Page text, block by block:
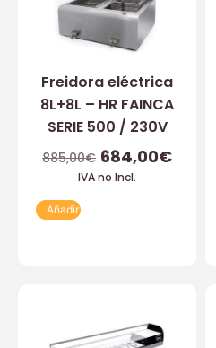
Freidora eléctrica
8L+8L – HR FAINCA
SERIE 500 / 230V
885,00€ 684,00€
IVA no Incl.
Añadir